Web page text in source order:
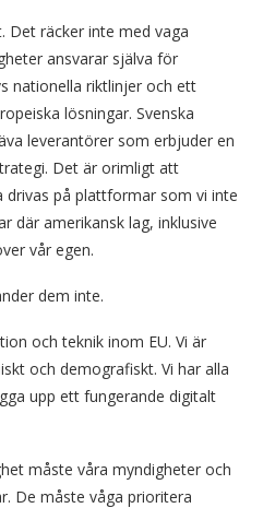
Det räcker inte med vaga
ansvarar själva för
nationella riktlinjer och ett
lösningar. Svenska
leverantörer som erbjuder en
Det är orimligt att
drivas på plattformar som vi inte
där amerikansk lag, inklusive
vår egen.
dem inte.
och teknik inom EU. Vi är
och demografiskt. Vi har alla
upp ett fungerande digitalt
måste våra myndigheter och
De måste våga prioritera